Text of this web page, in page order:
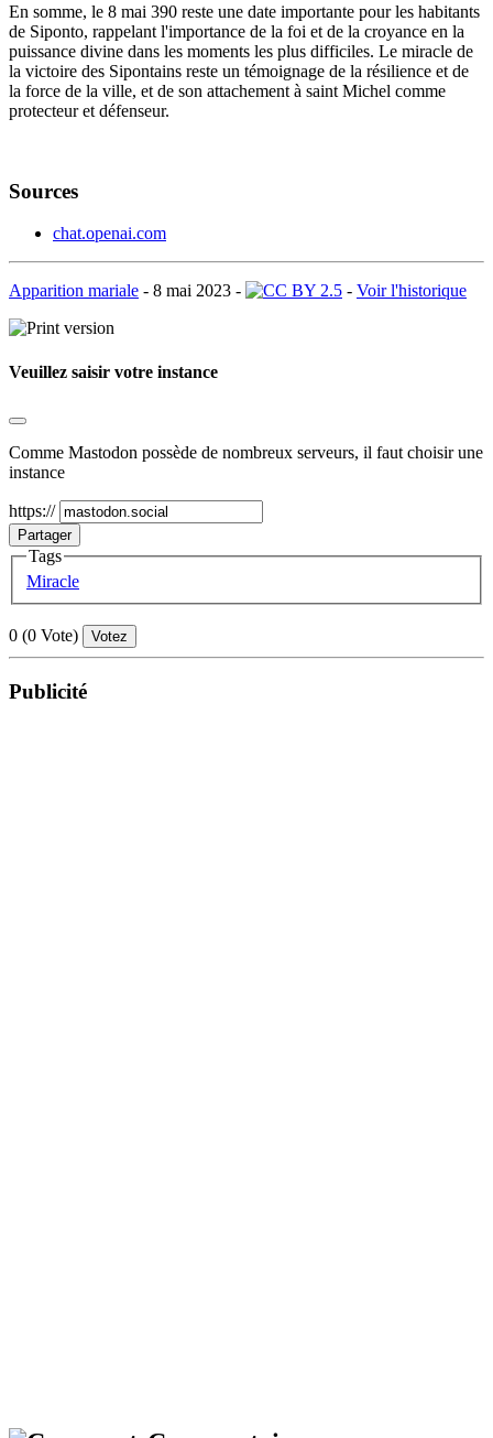
En somme, le 8 mai 390 reste une date importante pour les habitants
de Siponto, rappelant l'importance de la foi et de la croyance en la
puissance divine dans les moments les plus difficiles. Le miracle de
la victoire des Sipontains reste un témoignage de la résilience et de
la force de la ville, et de son attachement à saint Michel comme
protecteur et défenseur.
Sources
chat.openai.com
Apparition mariale - 8 mai 2023 - - Voir l'historique
Veuillez saisir votre instance
Comme Mastodon possède de nombreux serveurs, il faut choisir une
instance
https://
Partager
Tags
Miracle
0 (0 Vote) Votez
Publicité